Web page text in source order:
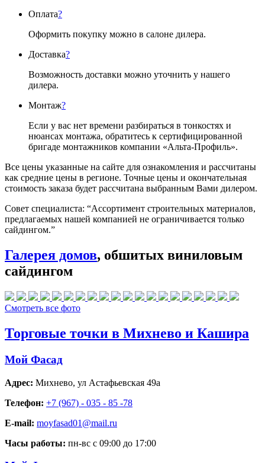
Оплата?
Оформить покупку можно в салоне дилера.
Доставка?
Возможность доставки можно уточнить у нашего
дилера.
Монтаж?
Если у вас нет времени разбираться в тонкостях и
нюансах монтажа, обратитесь к сертифицированной
бригаде монтажников компании «Альта-Профиль».
Все цены указанные на сайте для ознакомления и рассчитаны
как средние цены в регионе. Точные цены и окончательная
стоимость заказа будет рассчитана выбранным Вами дилером.
Совет специалиста: “Ассортимент строительных материалов,
предлагаемых нашей компанией не ограничивается только
сайдингом.”
Галерея домов, обшитых виниловым
сайдингом
Смотреть все фото
Торговые точки в Михнево и Кашира
Мой Фасад
Адрес: Михнево, ул Астафьевская 49а
Телефон: +7 (967) - 035 - 85 -78
E-mail: moyfasad01@mail.ru
Часы работы: пн-вс с 09:00 до 17:00